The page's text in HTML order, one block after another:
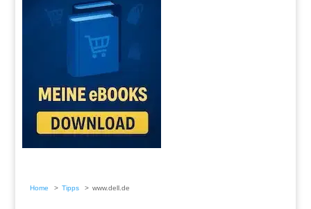
Home Tipps www.dell.de